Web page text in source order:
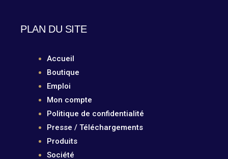
PLAN DU SITE
Accueil
Boutique
Emploi
Mon compte
Politique de confidentialité
Presse / Téléchargements
Produits
Société